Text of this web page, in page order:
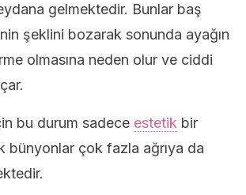
gelmektedir. Bunlar baş
şeklini bozarak sonunda ayağın
olmasına neden olur ve ciddi
bu durum sadece estetik bir
bünyonlar çok fazla ağrıya da